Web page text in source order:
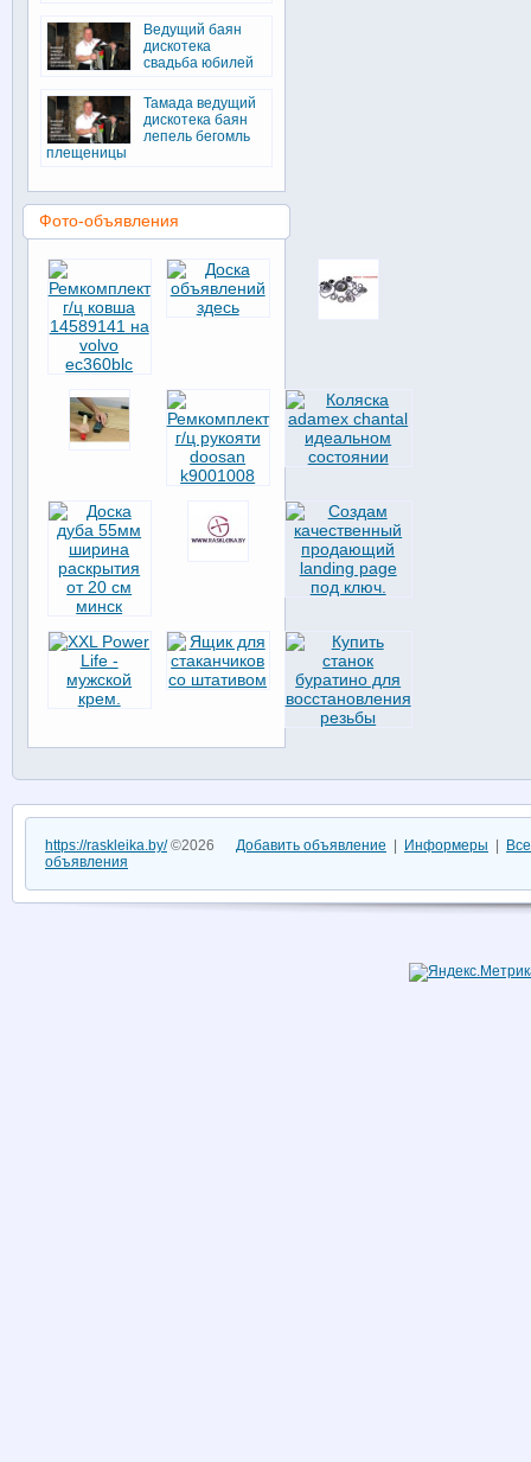
Ведущий баян
дискотека
свадьба юбилей
Тамада ведущий
дискотека баян
лепель бегомль
плещеницы
Фото-объявления
https://raskleika.by/©2026 Добавить объявление Информеры
объявления